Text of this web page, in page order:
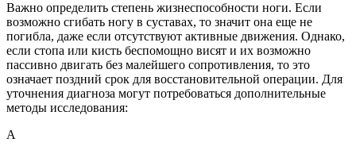
Важно определить степень жизнеспособности ноги. Если
возможно сгибать ногу в суставах, то значит она еще не
погибла, даже если отсутствуют активные движения. Однако,
если стопа или кисть беспомощно висят и их возможно
пассивно двигать без малейшего сопротивления, то это
означает поздний срок для восстановительной операции. Для
уточнения диагноза могут потребоваться дополнительные
методы исследования:
А